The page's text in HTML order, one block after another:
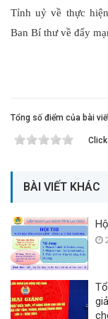
Tỉnh uỷ về thực
Ban Bí thư về đẩy
Tổng số điểm của bài
BÀI VIẾT KHÁC